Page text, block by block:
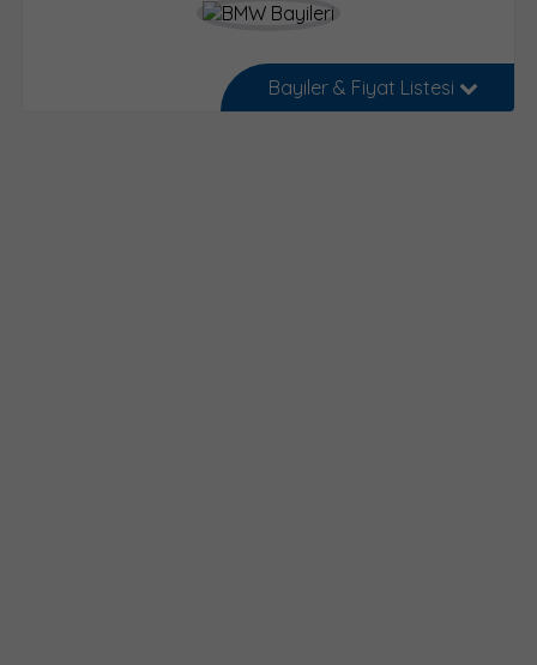
Bayiler & Fiyat Listesi